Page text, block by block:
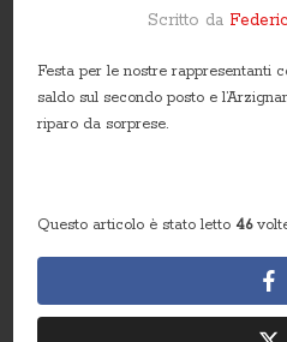
Scritto da
Festa per le nostre rappresentanti
saldo sul secondo posto e
riparo da sorprese.
Questo articolo è stato letto 46